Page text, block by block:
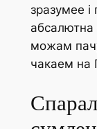
зразумее
абсалютна
можам
чакаем на